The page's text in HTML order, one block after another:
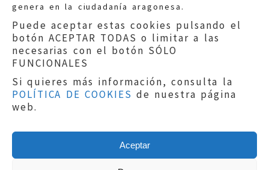
genera en la ciudadanía aragonesa.
Puede aceptar estas cookies pulsando el
botón ACEPTAR TODAS o limitar a las
necesarias con el botón SÓLO
FUNCIONALES
Si quieres más información, consulta la
POLÍTICA DE COOKIES de nuestra página
web.
Aceptar
Teléfonos:900 210 210/
Aviso legal|Política de privacidad|
Protección de Datos
Política de cookies
Copyright © 2019El Justicia de Aragón|